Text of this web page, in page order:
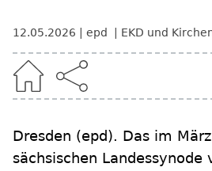
12.05.2026 epd EKD und
Dresden (epd). Das im
sächsischen Landessynode